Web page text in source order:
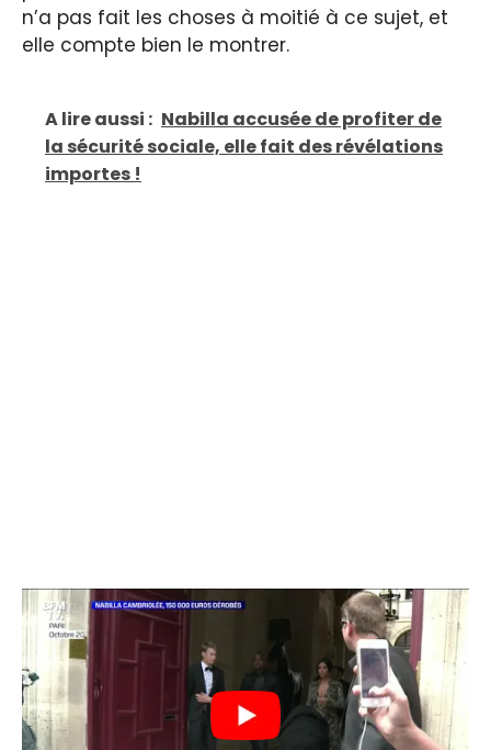
n’a pas fait les choses à moitié à ce sujet, et
elle compte bien le montrer.
A lire aussi : Nabilla accusée de profiter de
la sécurité sociale, elle fait des révélations
importes !